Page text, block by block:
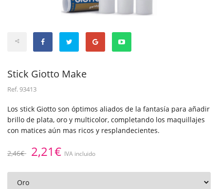
Stick Giotto Make
Ref.93413
Los stick Giotto son óptimos aliados de la fantasía para añadir
brillo de plata, oro y multicolor, completando los maquillajes
con matices aún mas ricos y resplandecientes.
2,46€ 2,21€ IVA incluido